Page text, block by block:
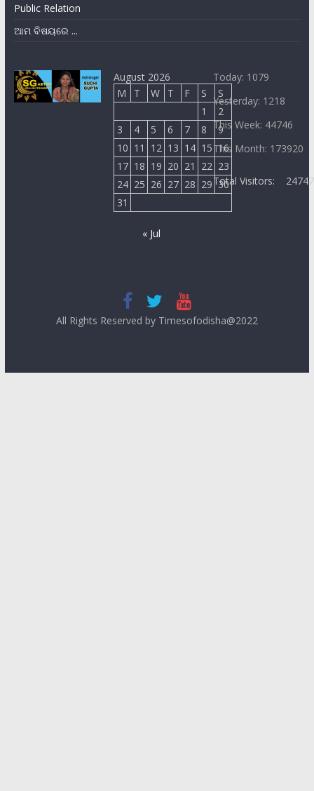
Public Relation
ଆମ ବିଷୟରେ ...
August 2026
M
T W T F S
S
1
2
3
4 5 6 7 8
9
10 11 12 13 14 15 16
17 18 19 20 21 22 23
24 25 26 27 28 29 30
31
« Jul
Today: 1079
Yesterday: 1218
This Week: 44746
This Month: 173920
Total Visitors:
All Rights Reserved by Timesofodisha@2022